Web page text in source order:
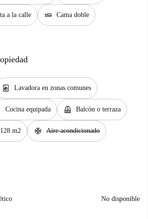
a la calle airline_seat_flat Cama doble
local_laundry_service Lavadora en zonas comunes
Cocina equipada balcony Balcón o terraza
128 m2 ac_unit Aire acondicionado
No disponible